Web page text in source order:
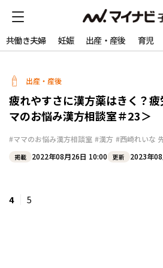
共働き夫婦 妊娠 出産・産後 育児
出産・産後
疲れやすさに漢方薬はきく？
マのお悩み漢方相談室＃23＞
#ママのお悩み漢方相談室 #漢方 #西崎れいな
掲載 2022年08月26日 10:00 更新 2023年
4 5